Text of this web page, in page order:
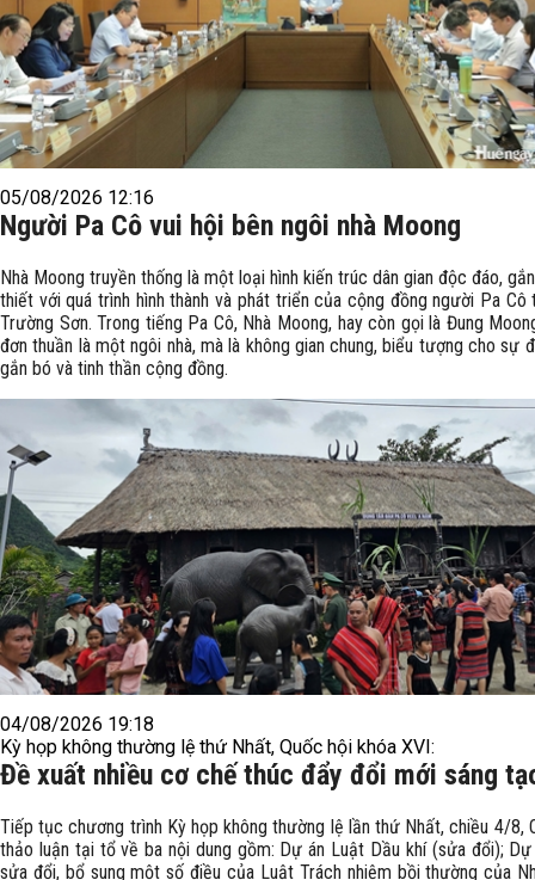
05/08/2026 12:16
Người Pa Cô vui hội bên ngôi nhà Moong
Nhà Moong truyền thống là một loại hình kiến trúc dân gian độc đáo,
thiết với quá trình hình thành và phát triển của cộng đồng người Pa Cô
Trường Sơn. Trong tiếng Pa Cô, Nhà Moong, hay còn gọi là Đung
đơn thuần là một ngôi nhà, mà là không gian chung, biểu tượng cho sự
gắn bó và tinh thần cộng đồng.
04/08/2026 19:18
Kỳ họp không thường lệ thứ Nhất, Quốc hội khóa XVI:
Đề xuất nhiều cơ chế thúc đẩy đổi mới sáng
Tiếp tục chương trình Kỳ họp không thường lệ lần thứ Nhất, chiều 4/8,
thảo luận tại tổ về ba nội dung gồm: Dự án Luật Dầu khí (sửa đổi);
sửa đổi, bổ sung một số điều của Luật Trách nhiệm bồi thường của